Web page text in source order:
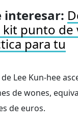
interesar:
kit punto de
para tu
Lee Kun-hee
de wones,
de euros.